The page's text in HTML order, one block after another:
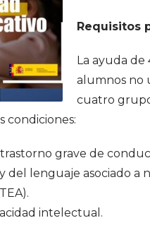
Requisitos
La ayuda de
alumnos no
cuatro
condiciones:
grave de
lenguaje asociado a
intelectual.